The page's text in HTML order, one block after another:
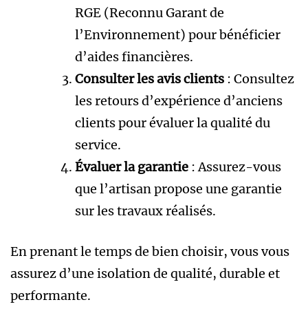
RGE (Reconnu Garant de
l’Environnement) pour bénéficier
d’aides financières.
Consulter les avis clients : Consultez
les retours d’expérience d’anciens
clients pour évaluer la qualité du
service.
Évaluer la garantie : Assurez-vous
que l’artisan propose une garantie
sur les travaux réalisés.
En prenant le temps de bien choisir, vous vous
assurez d’une isolation de qualité, durable et
performante.